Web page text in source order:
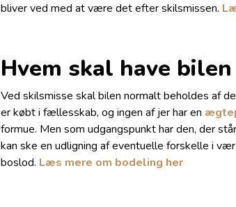
bliver ved med at være det efter skilsmissen.
Hvem skal have
Ved skilsmisse skal bilen normalt beholdes af
er købt i fællesskab, og ingen af jer har en
formue. Men som udgangspunkt har den, der
kan ske en udligning af eventuelle forskelle i
boslod. Læs mere om bodeling her